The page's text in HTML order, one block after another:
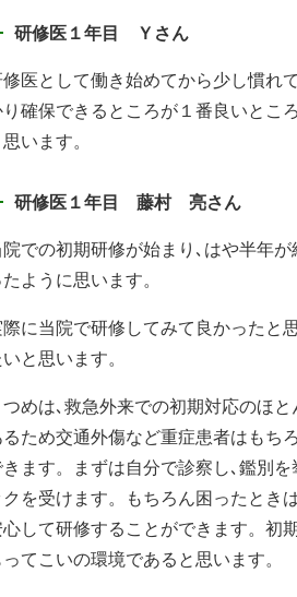
研修医１年目 Ｙさん
医として働き始めてから少し慣れ
確保できるところが１番良いとこ
います。
研修医１年目 藤村 亮さん
での初期研修が始まり､はや半年
ように思います。
に当院で研修してみて良かったと
と思います。
めは､救急外来での初期対応のほ
ため交通外傷など重症患者はもち
ます。まずは自分で診察し､鑑別
を受けます。もちろん困ったとき
して研修することができます。初
てこいの環境であると思います。